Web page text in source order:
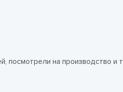
посмотрели на производство и